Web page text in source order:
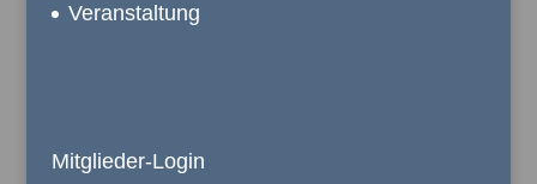
Veranstaltung
Mitglieder-Login